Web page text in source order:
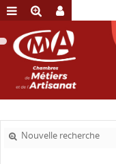
Nouvelle recherche